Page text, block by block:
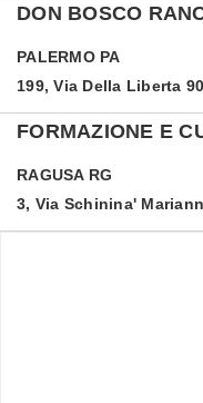
DON BOSCO
PALERMO PA
199, Via Della Liberta
FORMAZIONE E
RAGUSA RG
3, Via Schinina'